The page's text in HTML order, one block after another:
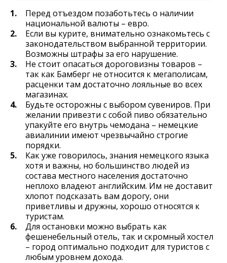
Перед отъездом позаботьтесь о наличии
национальной валюты – евро.
Если вы курите, внимательно ознакомьтесь с
законодательством выбранной территории.
Возможны штрафы за его нарушение.
Не стоит опасаться дороговизны товаров –
так как Бамберг не относится к мегаполисам,
расценки там достаточно лояльные во всех
магазинах.
Будьте осторожны с выбором сувениров. При
желании привезти с собой пиво обязательно
упакуйте его внутрь чемодана – немецкие
авиалинии имеют чрезвычайно строгие
порядки.
Как уже говорилось, знания немецкого языка
хотя и важны, но большинство людей из
состава местного населения достаточно
неплохо владеют английским. Им не доставит
хлопот подсказать вам дорогу, они
приветливы и дружны, хорошо относятся к
туристам.
Для остановки можно выбрать как
фешенебельный отель, так и скромный хостел
– город оптимально подходит для туристов с
любым уровнем дохода.